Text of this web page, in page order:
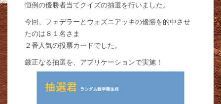
恒例の優勝者当てクイズの抽選を行いました。
今回、フェデラーとウォズニアッキの優勝を的中させ
たのは８１名さま
２番人気の投票カードでした。
厳正なる抽選を、アプリケーションで実施！